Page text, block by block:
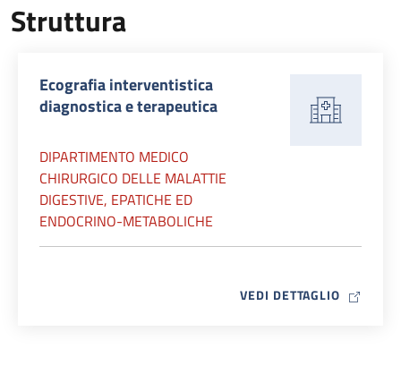
Struttura
Ecografia interventistica
diagnostica e terapeutica
DIPARTIMENTO MEDICO
CHIRURGICO DELLE MALATTIE
DIGESTIVE, EPATICHE ED
ENDOCRINO-METABOLICHE
VEDI DETTAGLIO MAP ICON